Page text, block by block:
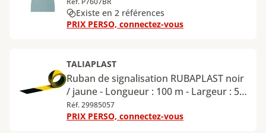
Existe en 2 références
PRIX PERSO, connectez-vous
TALIAPLAST
Ruban de signalisation RUBAPLAST noir
/ jaune - Longueur : 100 m - Largeur : 50
mm
Réf. 29985057
PRIX PERSO, connectez-vous